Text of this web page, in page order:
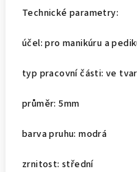
Technické parametry:
účel: pro manikúru a
typ pracovní části: ve
průměr: 5mm
barva pruhu: modrá
zrnitost: střední